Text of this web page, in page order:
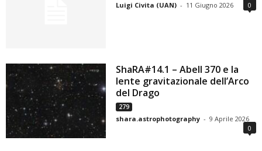
Luigi Civita (UAN) - 11 Giugno 2026 0
ShaRA#14.1 – Abell 370 e la
lente gravitazionale dell’Arco
del Drago
279
shara.astrophotography - 9 Aprile 2026
0